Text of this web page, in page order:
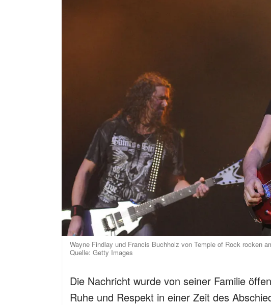
Wayne Findlay und Francis Buchholz von Temple of Rock rocken
Quelle: Getty Images
Die Nachricht wurde von seiner Familie
Ruhe und Respekt in einer Zeit des